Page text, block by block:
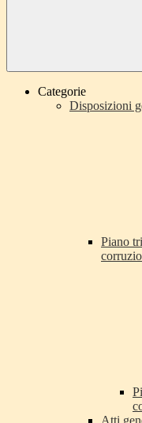
Categorie
Disposizioni
Piano